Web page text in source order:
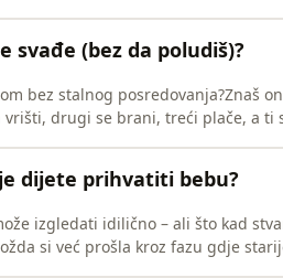
svađe (bez da poludiš)?
bez stalnog posredovanja?Znaš
vrišti, drugi se brani, treći plače, a ti
dijete prihvatiti bebu?
izgledati idilično – ali što kad
si već prošla kroz fazu gdje